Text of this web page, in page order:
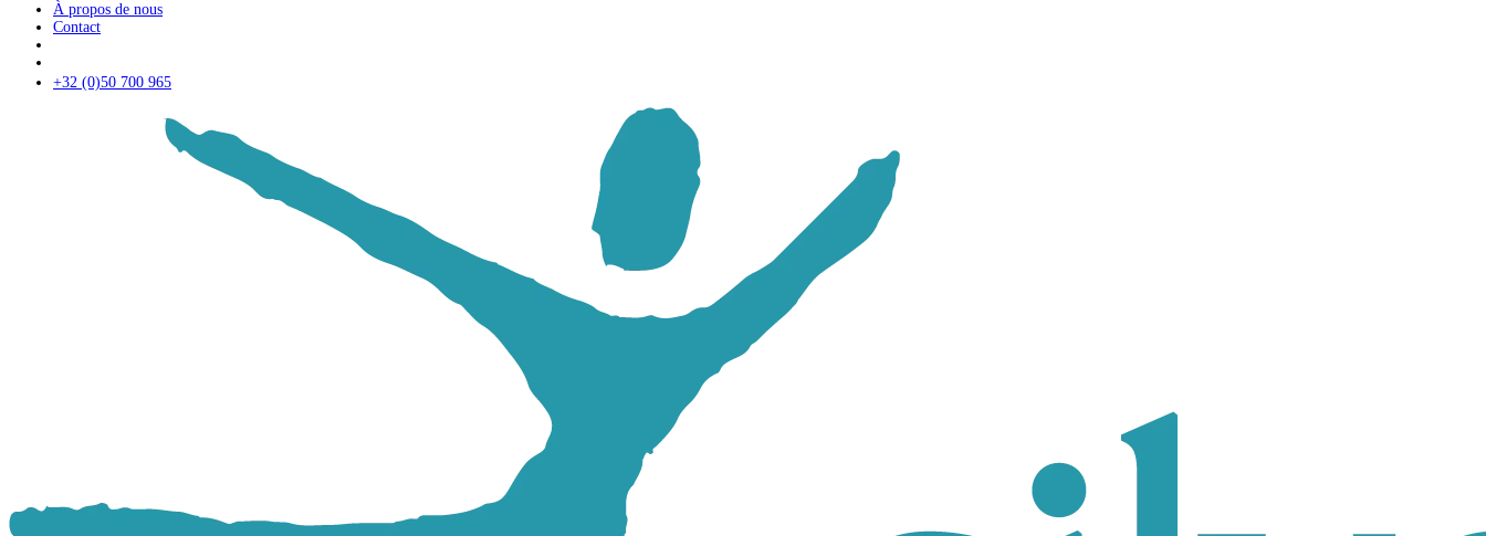
À propos de nous
Contact
+32 (0)50 700 965